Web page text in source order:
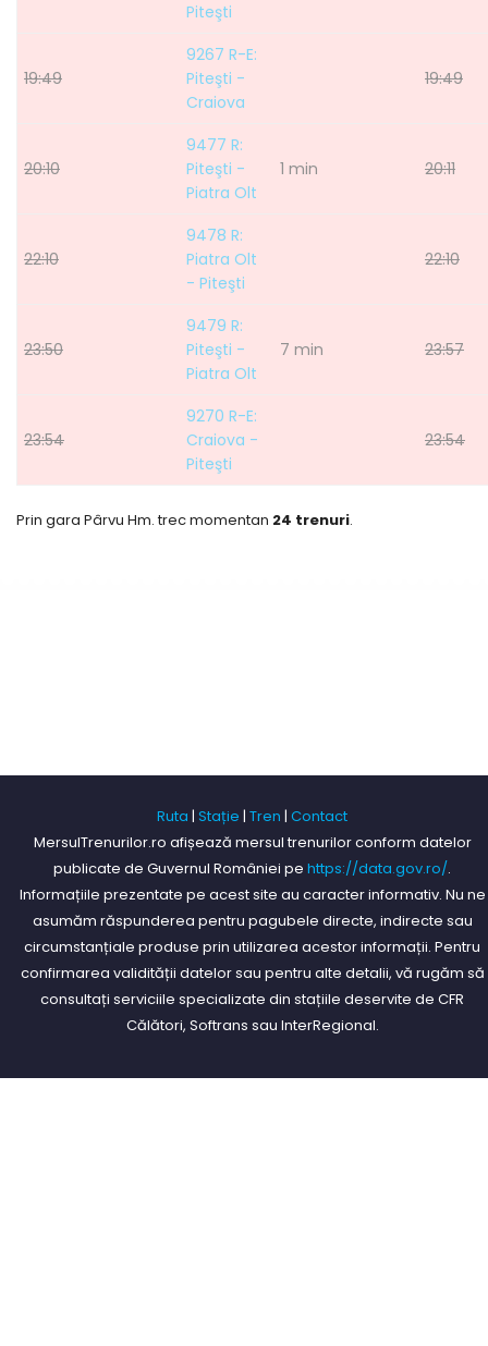
Piteşti
19:49
9267 R-E:
Piteşti -
Craiova
19:49
20:10
9477 R:
Piteşti -
Piatra Olt
1 min 20:11
22:10
9478 R:
Piatra Olt
- Piteşti
22:10
23:50
9479 R:
Piteşti -
Piatra Olt
7 min 23:57
23:54
9270 R-E:
Craiova -
Piteşti
23:54
Prin gara Pârvu Hm. trec momentan 24 trenuri.
Ruta | Stație | Tren | Contact
MersulTrenurilor.ro afișează mersul trenurilor conform datelor
publicate de Guvernul României pe https://data.gov.ro/.
Informațiile prezentate pe acest site au caracter informativ. Nu ne
asumăm răspunderea pentru pagubele directe, indirecte sau
circumstanțiale produse prin utilizarea acestor informații. Pentru
confirmarea validității datelor sau pentru alte detalii, vă rugăm să
consultați serviciile specializate din stațiile deservite de CFR
Călători, Softrans sau InterRegional.